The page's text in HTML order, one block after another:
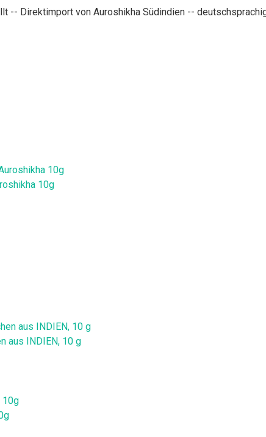
-- Direktimport von Auroshikha Südindien --
10g
aus INDIEN, 10 g